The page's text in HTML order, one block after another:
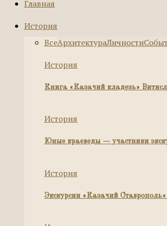
Главная
История
ВсеАрхитектураЛичности
История
Книга «Казачий кладезь»
История
Юные краеведы — участники
История
Экскурсии «Казачий